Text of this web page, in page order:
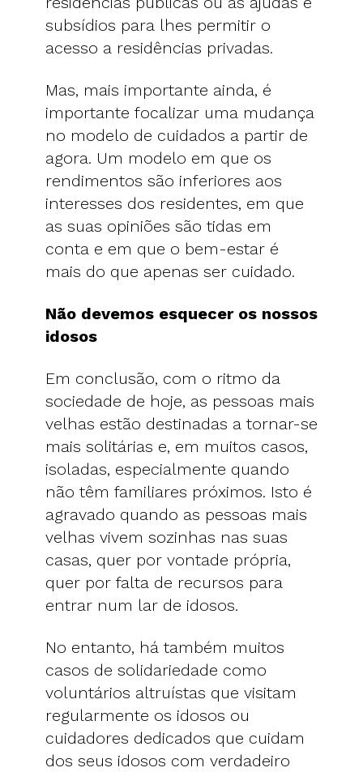
subsídios para lhes permitir o
acesso a residências privadas.
Mas, mais importante ainda, é
importante focalizar uma mudança
no modelo de cuidados a partir de
agora. Um modelo em que os
rendimentos são inferiores aos
interesses dos residentes, em que
as suas opiniões são tidas em
conta e em que o bem-estar é
mais do que apenas ser cuidado.
Não devemos esquecer os nossos
idosos
Em conclusão, com o ritmo da
sociedade de hoje, as pessoas mais
velhas estão destinadas a tornar-se
mais solitárias e, em muitos casos,
isoladas, especialmente quando
não têm familiares próximos. Isto é
agravado quando as pessoas mais
velhas vivem sozinhas nas suas
casas, quer por vontade própria,
quer por falta de recursos para
entrar num lar de idosos.
No entanto, há também muitos
casos de solidariedade como
voluntários altruístas que visitam
regularmente os idosos ou
cuidadores dedicados que cuidam
dos seus idosos com verdadeiro